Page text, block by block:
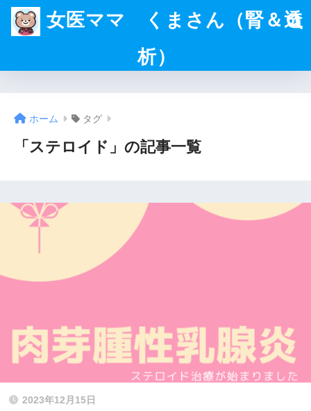
女医ママ くまさん（腎＆透
析）
ホーム タグ
「ステロイド」の記事一覧
2023年12月15日